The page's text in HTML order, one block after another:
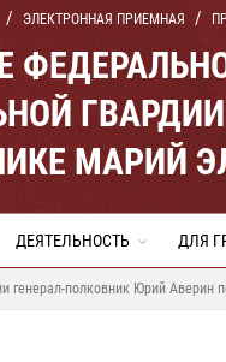
ЭЛЕКТРОННАЯ ПРИЕМНАЯ
МАРИЙ
ДЕЯТЕЛЬНОСТЬ ДЛЯ
генерал-полковник Юрий Аверин